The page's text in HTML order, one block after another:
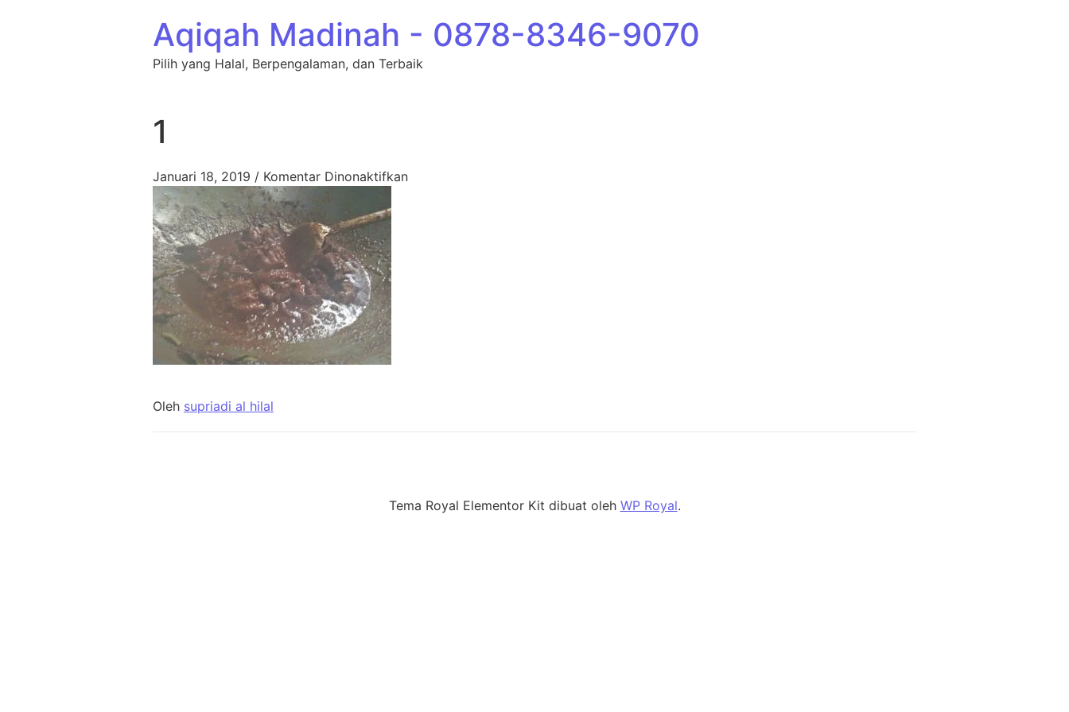
Aqiqah Madinah - 0878-8346-9070
Pilih yang Halal, Berpengalaman, dan Terbaik
1
Januari 18, 2019 / Komentar Dinonaktifkanpada 1
Oleh supriadi al hilal
Tema Royal Elementor Kit dibuat oleh WP Royal.